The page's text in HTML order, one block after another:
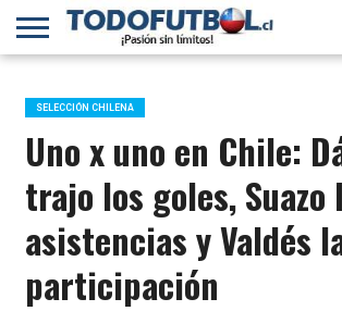
PRIMERA
B
SELECCIÓN
CHILENA
CHILENOS
EN EL
MUNDO
FÚTBOL
INTERNACIONAL
SELECCIÓN CHILENA
Uno x uno en Chile:
trajo los goles, Suazo
asistencias y Valdés
participación